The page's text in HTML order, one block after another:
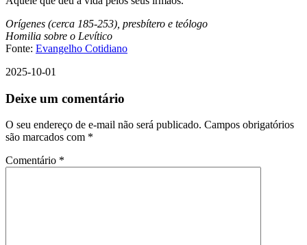
Orígenes (cerca 185-253), presbítero e teólogo
Homilia sobre o Levítico
Fonte: Evangelho Cotidiano
2025-10-01
Deixe um comentário
O seu endereço de e-mail não será publicado. Campos obrigatórios
são marcados com *
Comentário *